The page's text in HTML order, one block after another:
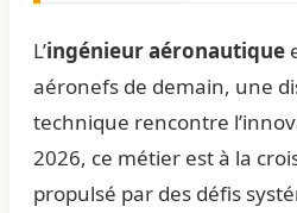
L’ingénieur aéronautique
aéronefs de demain, une
technique rencontre
2026, ce métier est à la
propulsé par des défis